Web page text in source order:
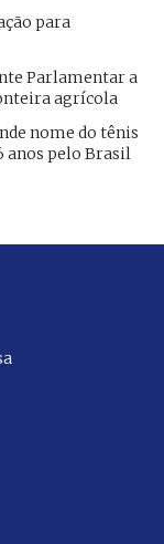
para
Parlamentar a
agrícola
nome do tênis
anos pelo Brasil